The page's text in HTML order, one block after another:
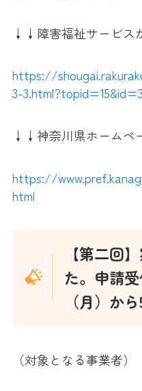
↓↓障害福祉サービス
https://
3-
↓↓神奈川県ホームペ
https://
html
【第二回】
た。申請
（月）か
（対象となる事業者）